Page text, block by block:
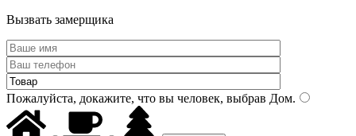
Вызвать замерщика
Пожалуйста, докажите, что вы человек, выбрав Дом.